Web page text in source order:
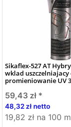
Sikaflex-527 AT
wklad
promieniowanie UV
59,43 zł *
48,32 zł netto
19,82 zł na 100